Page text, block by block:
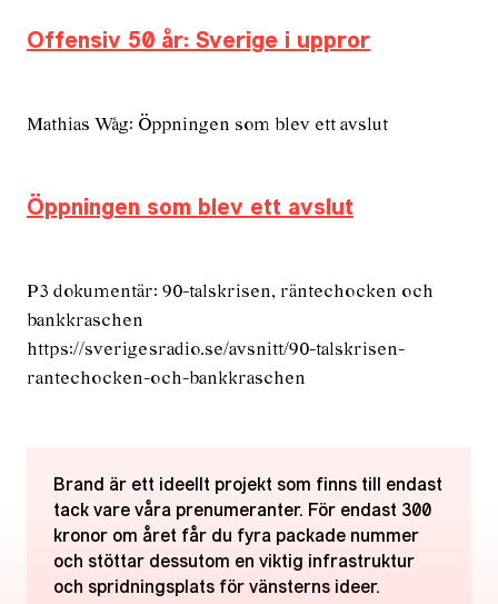
Offensiv 50 år: Sverige i uppror
Mathias Wåg: Öppningen som blev ett avslut
Öppningen som blev ett avslut
P3 dokumentär: 90-talskrisen, räntechocken och
bankkraschen
https://sverigesradio.se/avsnitt/90-talskrisen-
rantechocken-och-bankkraschen
Brand är ett ideellt projekt som finns till endast
tack vare våra prenumeranter. För endast 300
kronor om året får du fyra packade nummer
och stöttar dessutom en viktig infrastruktur
och spridningsplats för vänsterns ideer.